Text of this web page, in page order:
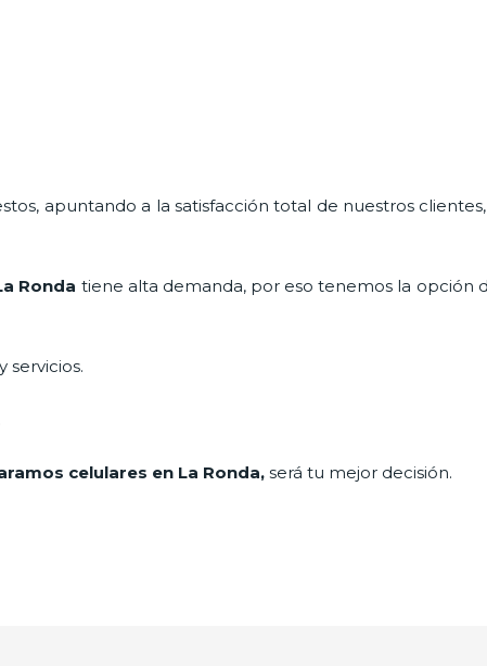
apuntando a la satisfacción total de nuestros
Ronda tiene alta demanda, por eso tenemos la opción
servicios.
celulares en La Ronda,será tu mejor decisión.